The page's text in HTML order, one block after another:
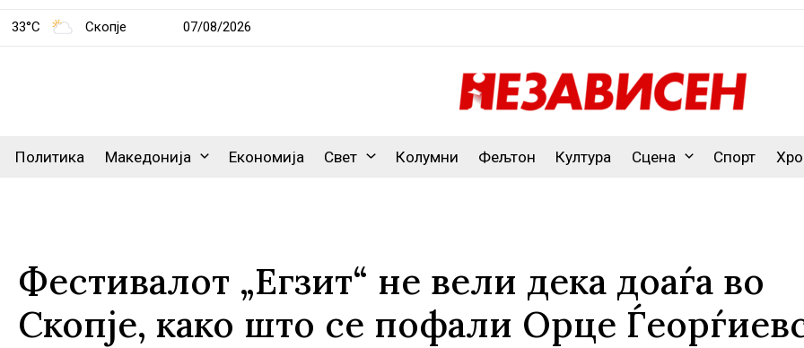
33°C Скопје 07/08/2026
Политика Македонија Економија Свет Колумни Фељтон Култура Сцена Спорт
Фестивалот „Егзит“ не вели дека доаѓа во
Скопје, како што се пофали Орце